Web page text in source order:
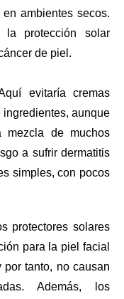
ambientes secos.
protección solar
de piel.
evitaría cremas
ingredientes, aunque
mezcla de muchos
a sufrir dermatitis
simples, con pocos
protectores solares
para la piel facial
tanto, no causan
Además, los